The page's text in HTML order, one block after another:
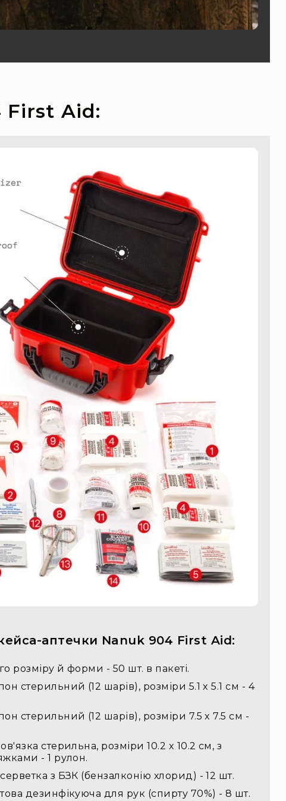
First Aid:
аптечки Nanuk 904 First Aid:
розміру й форми - 50 шт. в пакеті.
стерильний (12 шарів), розміри 5.1 x 5.1 см - 4
стерильний (12 шарів), розміри 7.5 x 7.5 см -
стерильна, розміри 10.2 x 10.2 см, з
- 1 рулон.
з БЗК (бензалконію хлорид) - 12 шт.
дезинфікуюча для рук (спирту 70%) - 8 шт.